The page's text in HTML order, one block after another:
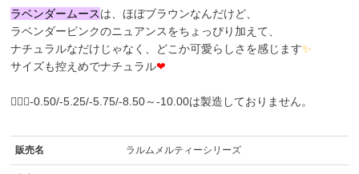
ラベンダームースは、ほぼブラウンなんだけど、
ラベンダーピンクのニュアンスをちょっぴり加えて、
ナチュラルなだけじゃなく、どこか可愛らしさを感じます✨
サイズも控えめでナチュラル❤
🙇🏼‍♀️-0.50/-5.25/-5.75/-8.50～-10.00は製造しておりません。
販売名 ラルムメルティーシリーズ